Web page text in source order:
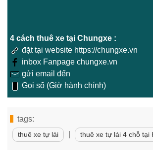
4 cách thuê xe tại Chungxe :
đặt tại website https://chungxe.vn
inbox Fanpage chungxe.vn
gửi email đến
Gọi số (Giờ hành chính)
tags:
thuê xe tự lái thuê xe tự lái 4 chỗ tại